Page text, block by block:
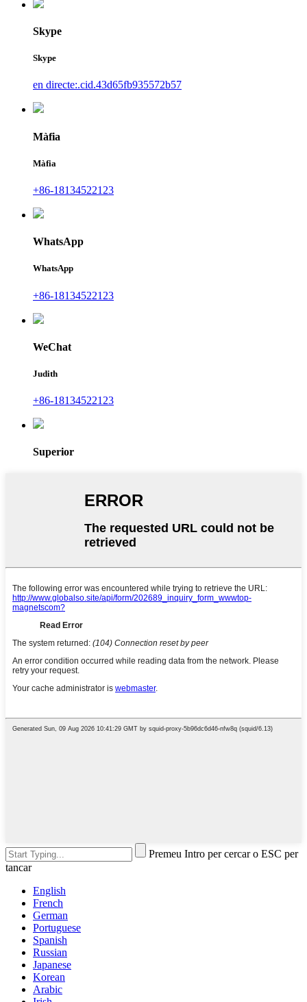
Skype
Skype
en directe:.cid.43d65fb935572b57
Màfia
Màfia
+86-18134522123
WhatsApp
WhatsApp
+86-18134522123
WeChat
Judith
+86-18134522123
Superior
Premeu Intro per cercar o ESC per
tancar
English
French
German
Portuguese
Spanish
Russian
Japanese
Korean
Arabic